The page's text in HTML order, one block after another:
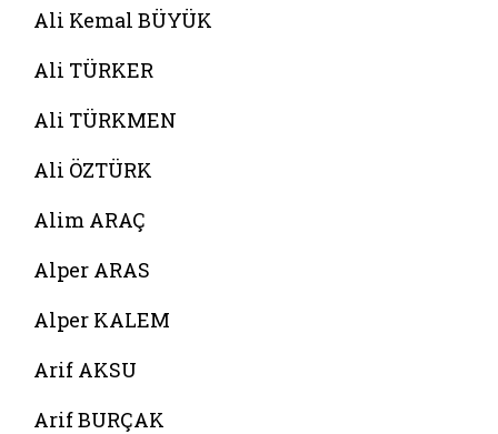
Ali Kemal BÜYÜK
Ali TÜRKER
Ali TÜRKMEN
Ali ÖZTÜRK
Alim ARAÇ
Alper ARAS
Alper KALEM
Arif AKSU
Arif BURÇAK